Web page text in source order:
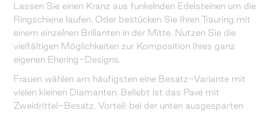
Lassen Sie einen Kranz aus funkelnden Edelsteinen um die
Ringschiene laufen. Oder bestücken Sie Ihren Trauring mit
einem einzelnen Brillanten in der Mitte. Nutzen Sie die
vielfältigen Möglichkeiten zur Komposition Ihres ganz
eigenen Ehering-Designs.
Frauen wählen am häufigsten eine Besatz-Variante mit
vielen kleinen Diamanten. Beliebt ist das Pavé mit
Zweidrittel-Besatz. Vorteil: bei der unten ausgesparten